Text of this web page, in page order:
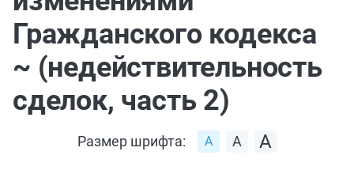
Гражданского кодекса
~ (недействительность
сделок, часть 2)
Размер шрифта: